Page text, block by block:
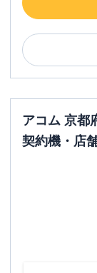
アコム 京都
契約機・店